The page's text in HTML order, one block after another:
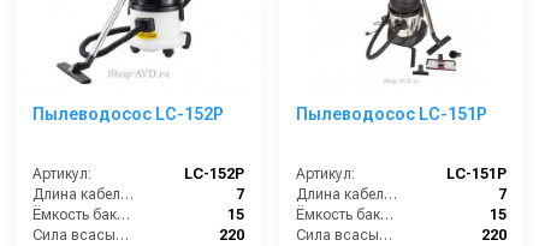
Пылеводосос LC-152P
Артикул:
LC-152P
Длина кабеля (м):
7
Ёмкость бака (л):
15
Сила всасывания (мбар):
220
Пылеводосос LC-151P
Артикул:
LC-151P
Длина кабеля (м):
7
Ёмкость бака (л):
15
Сила всасывания (мбар):
220